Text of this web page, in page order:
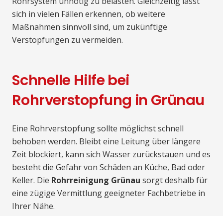
sich in vielen Fällen erkennen, ob weitere
Maßnahmen sinnvoll sind, um zukünftige
Verstopfungen zu vermeiden.
Schnelle Hilfe bei
Rohrverstopfung in Grünau
Eine Rohrverstopfung sollte möglichst schnell
behoben werden. Bleibt eine Leitung über längere
Zeit blockiert, kann sich Wasser zurückstauen und es
besteht die Gefahr von Schäden an Küche, Bad oder
Keller. Die Rohrreinigung Grünau sorgt deshalb für
eine zügige Vermittlung geeigneter Fachbetriebe in
Ihrer Nähe.